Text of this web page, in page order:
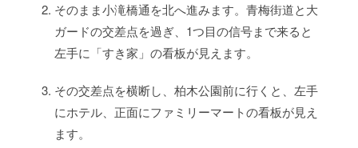
そのまま小滝橋通を北へ進みます。青梅街道と大
ガードの交差点を過ぎ、1つ目の信号まで来ると
左手に「すき家」の看板が見えます。
その交差点を横断し、柏木公園前に行くと、左手
にホテル、正面にファミリーマートの看板が見え
ます。